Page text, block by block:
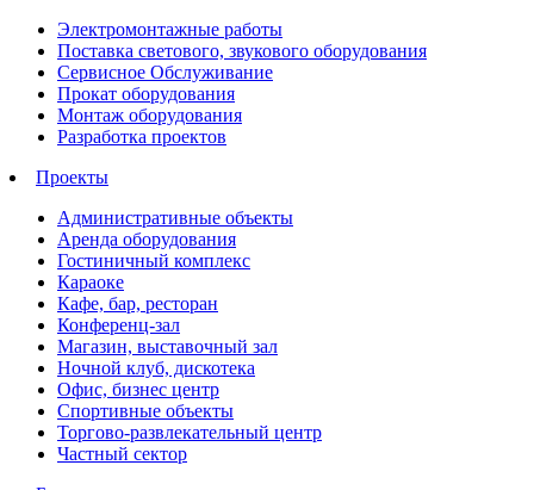
Электромонтажные работы
Поставка светового, звукового оборудования
Сервисное Обслуживание
Прокат оборудования
Монтаж оборудования
Разработка проектов
Проекты
Административные объекты
Аренда оборудования
Гостиничный комплекс
Караоке
Кафе, бар, ресторан
Конференц-зал
Магазин, выставочный зал
Ночной клуб, дискотека
Офис, бизнес центр
Спортивные объекты
Торгово-развлекательный центр
Частный сектор